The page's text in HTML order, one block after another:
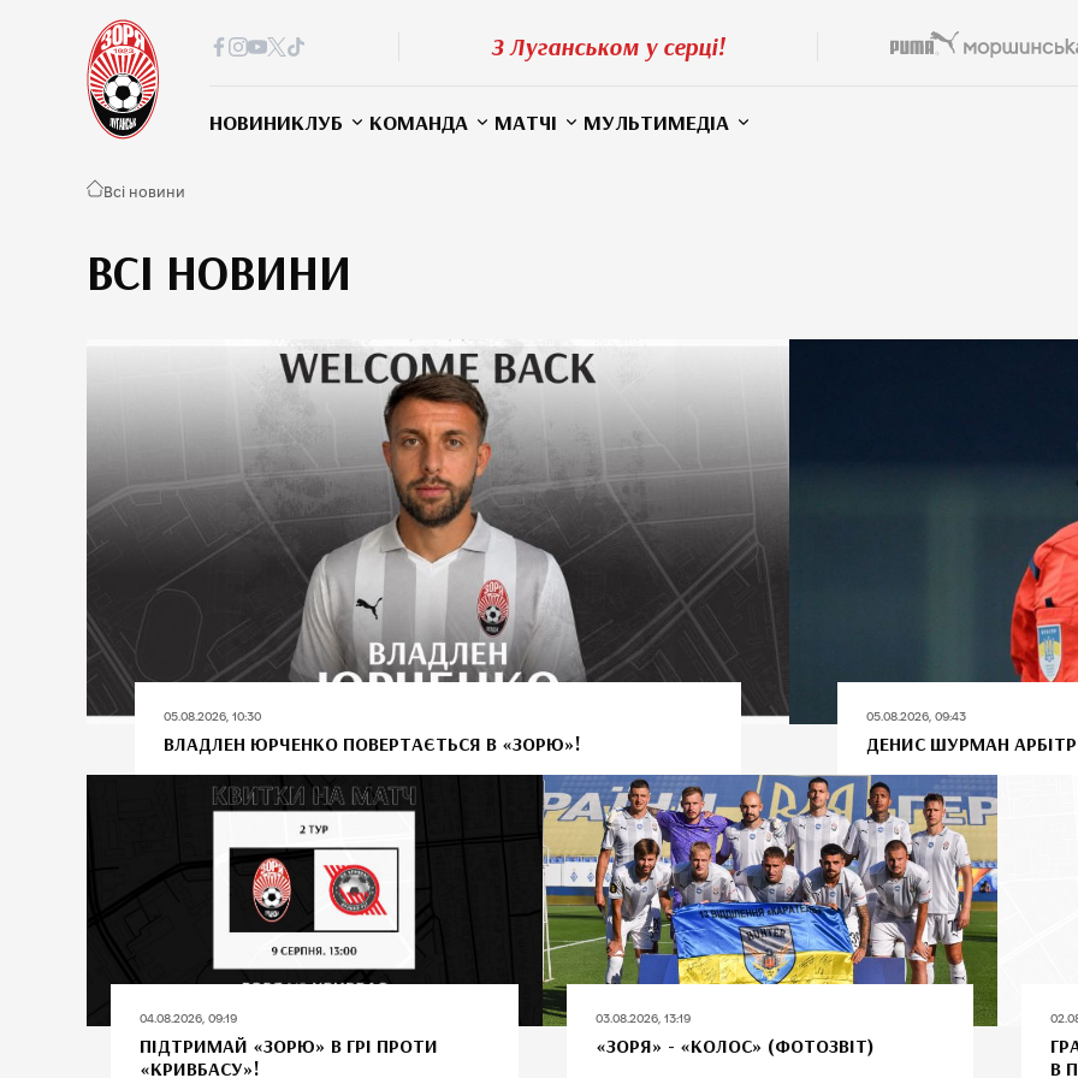
З Луганськом у серці!
НОВИНИКЛУБ КОМАНДА МАТЧІ МУЛЬТИМЕДІА
Всі новини
ВСІ НОВИНИ
05.08.2026, 10:30
ВЛАДЛЕН ЮРЧЕНКО ПОВЕРТАЄТЬСЯ В «ЗОРЮ»!
05.08.2026, 09:43
ДЕНИС ШУРМАН
04.08.2026, 09:19
ПІДТРИМАЙ «ЗОРЮ» В ГРІ ПРОТИ
«КРИВБАСУ»!
03.08.2026, 13:19
«ЗОРЯ» - «КОЛОС» (ФОТОЗВІТ)
В